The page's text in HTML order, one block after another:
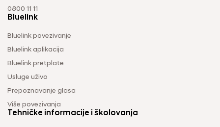
0800 11 11
Bluelink
Bluelink povezivanje
Bluelink aplikacija
Bluelink pretplate
Usluge uživo
Prepoznavanje glasa
Više povezivanja
Tehničke informacije i školovanja